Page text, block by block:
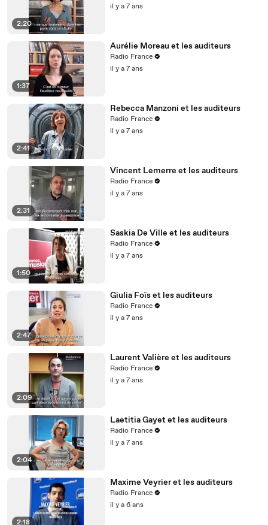
2:20
il y a 7 ans
1:37
Aurélie Moreau et les auditeurs
Radio France
il y a 7 ans
2:41
Rebecca Manzoni et les auditeurs
Radio France
il y a 7 ans
2:31
Vincent Lemerre et les auditeurs
Radio France
il y a 7 ans
1:50
Saskia De Ville et les auditeurs
Radio France
il y a 7 ans
2:47
Giulia Foïs et les auditeurs
Radio France
il y a 7 ans
2:09
Laurent Valière et les auditeurs
Radio France
il y a 7 ans
2:04
Laetitia Gayet et les auditeurs
Radio France
il y a 7 ans
2:18
Maxime Veyrier et les auditeurs
Radio France
il y a 6 ans